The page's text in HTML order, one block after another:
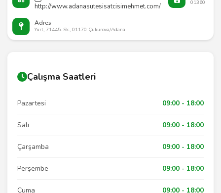
http://www.adanasutesisatcisimehmet.com/ 01360
Adres
Yurt, 71445. Sk., 01170 Çukurova/Adana
Çalışma Saatleri
Pazartesi 09:00 - 18:00
Salı 09:00 - 18:00
Çarşamba 09:00 - 18:00
Perşembe 09:00 - 18:00
Cuma 09:00 - 18:00